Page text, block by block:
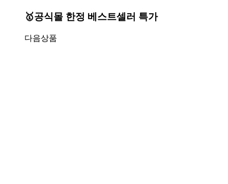
🥇공식몰 한정 베스트셀러 특가
다음상품